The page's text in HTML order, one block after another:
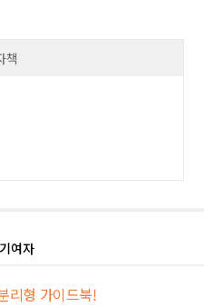
책
여자
리형 가이드북!